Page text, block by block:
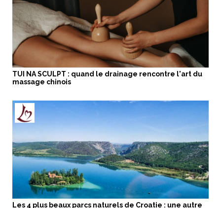
TUI NA SCULPT : quand le drainage rencontre l'art du
massage chinois
Les 4 plus beaux parcs naturels de Croatie : une autre